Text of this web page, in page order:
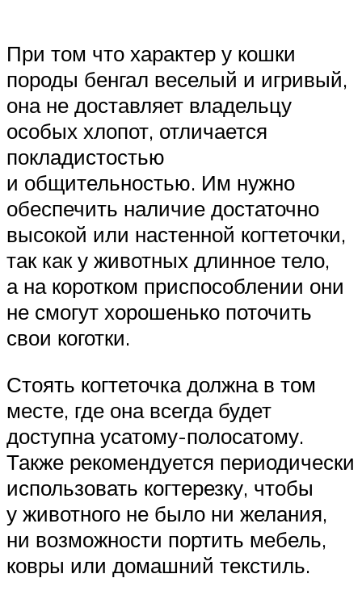
При том что характер у кошки
породы бенгал веселый и игривый,
она не доставляет владельцу
особых хлопот, отличается
покладистостью
и общительностью. Им нужно
обеспечить наличие достаточно
высокой или настенной когтеточки,
так как у животных длинное тело,
а на коротком приспособлении они
не смогут хорошенько поточить
свои коготки.
Стоять когтеточка должна в том
месте, где она всегда будет
доступна усатому-полосатому.
Также рекомендуется периодически
использовать когтерезку, чтобы
у животного не было ни желания,
ни возможности портить мебель,
ковры или домашний текстиль.